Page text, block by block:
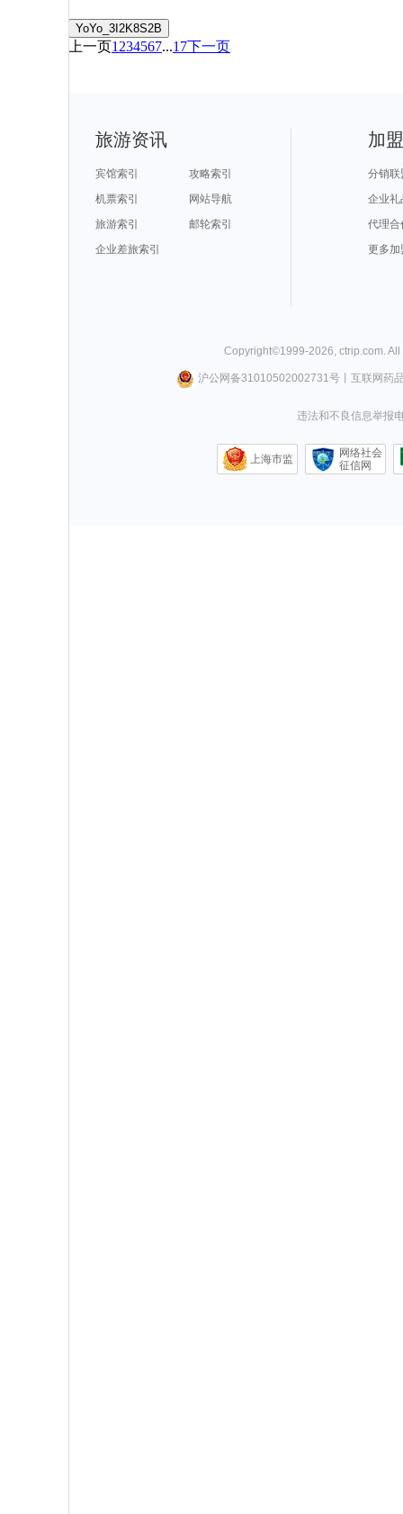
YoYo_3I2K8S2B
上一页1 234567...17下一页
旅游资讯
宾馆索引
攻略索引
机票索引
网站导航
旅游索引
邮轮索引
企业差旅索引
加
分销联
企业礼
代理合
更多加
Copyright©1999-2026, ctrip.com.
沪公网备31010502002731号丨 互联网药
违法和不良信息举报
上海市监
网络社会
征信网